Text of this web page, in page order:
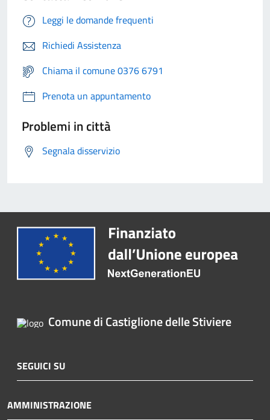
Leggi le domande frequenti
Richiedi Assistenza
Chiama il comune 0376 6791
Prenota un appuntamento
Problemi in città
Segnala disservizio
Comune di Castiglione delle Stiviere
SEGUICI SU
AMMINISTRAZIONE